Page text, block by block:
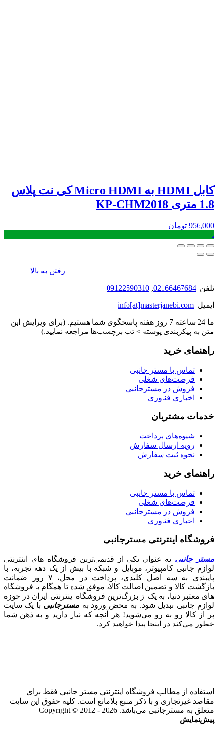
کابل HDMI به Micro HDMI کی نت پلاس
1.8 متری KP-CHM2018
956,000 تومان
.
رفتن به بالا
تلفن 02166467684
,
09122590310
ایمیل info[at]masterjanebi.com
ما 24 ساعته 7 روز هفته پاسخگوی شما هستیم. (برای ویرایش این
متن به پیکربندی پوسته > تب برچسب‌ها مراجعه نمایید.)
راهنمای خرید
تماس با مستر جانبی
فرصت‌های شغلی
فروش در مسترجانبی
اخباری فناوری
خدمات مشتریان
شیوه‌های پرداخت
رویه ارسال سفارش
نحوه ثبت سفارش
راهنمای خرید
تماس با مستر جانبی
فرصت‌های شغلی
فروش در مسترجانبی
اخباری فناوری
فروشگاه اینترنتی مسترجانبی
مستر جانبی به عنوان یکی از قدیمی‌ترین فروشگاه های اینترنتی
لوازم جانبی کامپیوتر، موبایل و شبکه با بیش از یک دهه تجربه، با
پایبندی به سه اصل کلیدی، پرداخت در محل، ۷ روز ضمانت
بازگشت کالا و تضمین اصالت کالا، موفق شده تا همگام با فروشگاه‌
های معتبر دنیا، به یک از بزرگ‌ترین فروشگاه اینترنتی ایران در حوزه
لوازم جانبی تبدیل شود. به محض ورود به مسترجانبی با یک سایت
پر از کالا رو به رو می‌شوید! هر آنچه که نیاز دارید و به ذهن شما
خطور می‌کند در اینجا پیدا خواهید کرد.
استفاده از مطالب فروشگاه اینترنتی مستر جانبی فقط برای
مقاصد غیرتجاری و با ذکر منبع بلامانع است. کلیه حقوق این سایت
متعلق به مسترجانبی می‌باشد. Copyright © 2012 - 2026
پیش‌نمایش